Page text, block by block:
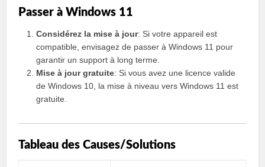
Passer à Windows 11
Considérez la mise à jour: Si votre appareil est
compatible, envisagez de passer à Windows 11 pour
garantir un support à long terme.
Mise à jour gratuite: Si vous avez une licence valide
de Windows 10, la mise à niveau vers Windows 11 est
gratuite.
Tableau des Causes/Solutions